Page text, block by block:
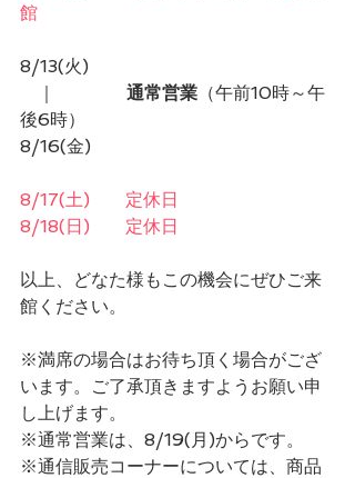
館
8/13(火)
｜ 通常営業 （午前10時～午
後6時）
8/16(金)
8/17(土)　　定休日
8/18(日)　　定休日
以上、どなた様もこの機会にぜひご来
館ください。
※満席の場合はお待ち頂く場合がござ
います。ご了承頂きますようお願い申
し上げます。
※通常営業は、8/19(月)からです。
※通信販売コーナーについては、商品